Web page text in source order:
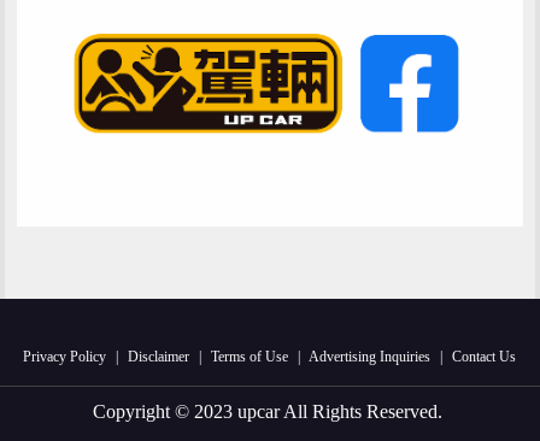
Privacy Policy Disclaimer Terms of Use Advertising Inquiries Contact Us
Copyright © 2023 upcar All Rights Reserved.